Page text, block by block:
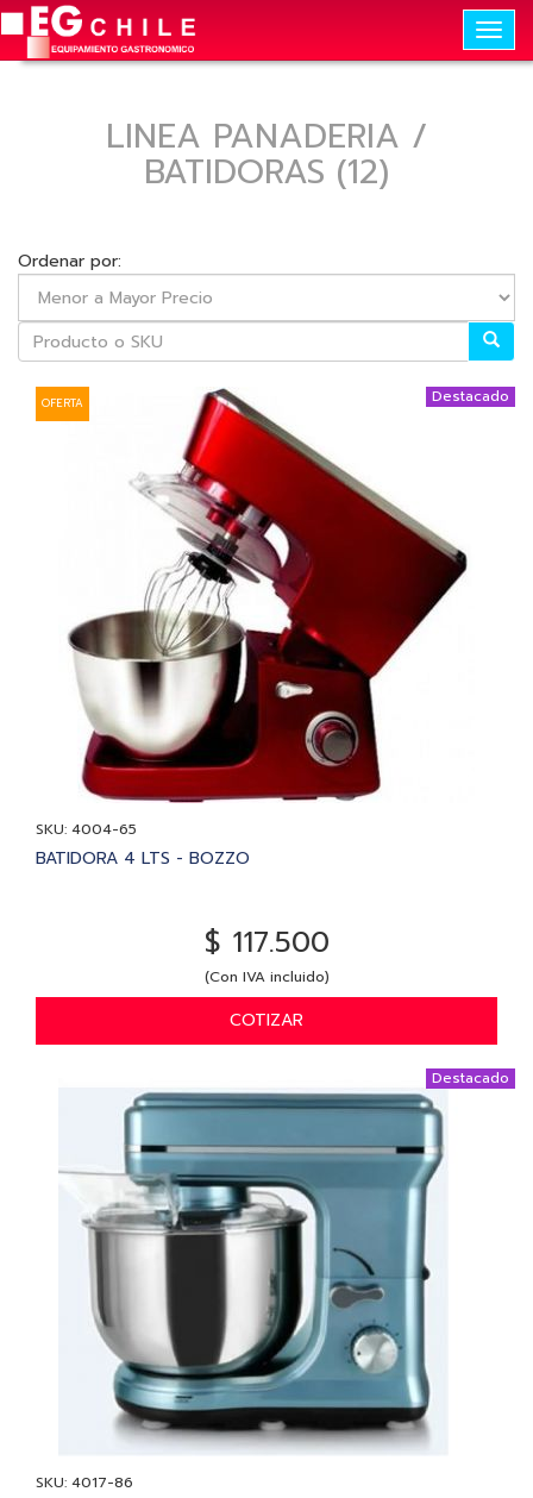
LINEA PANADERIA /
BATIDORAS (12)
Ordenar por:
OFERTA Destacado
SKU: 4004-65
BATIDORA 4 LTS - BOZZO
$ 117.500
(Con IVA incluido)
COTIZAR
Destacado
SKU: 4017-86